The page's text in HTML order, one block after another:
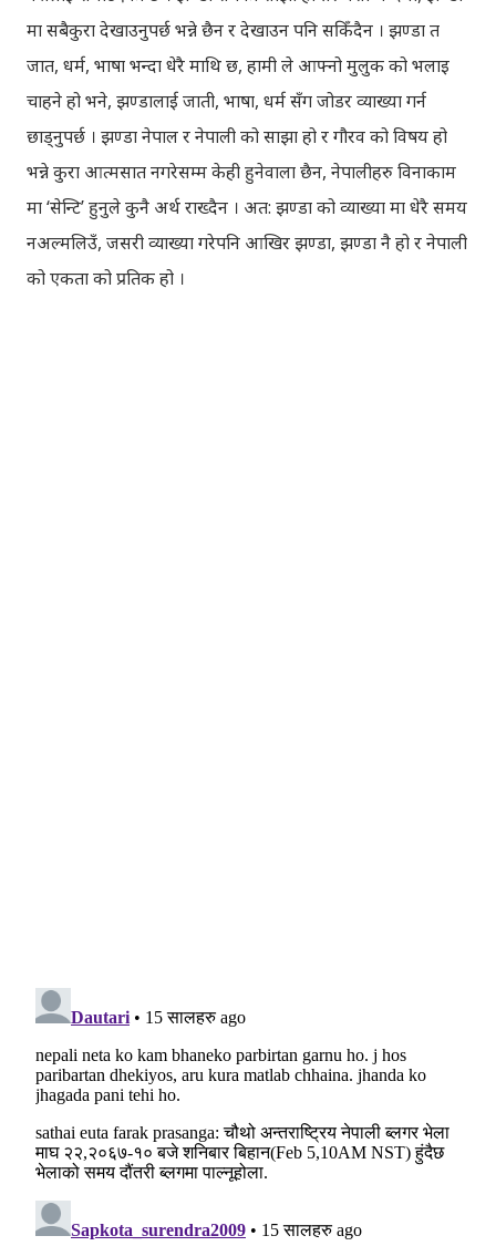
मा सबैकुरा देखाउनुपर्छ भन्ने छैन र देखाउन पनि सकिँदैन । झण्डा त
जात, धर्म, भाषा भन्दा धेरै माथि छ, हामी ले आफ्नो मुलुक को भलाइ
चाहने हो भने, झण्डालाई जाती, भाषा, धर्म सँग जोडर व्याख्या गर्न
छाड्नुपर्छ । झण्डा नेपाल र नेपाली को साझा हो र गौरव को विषय हो
भन्ने कुरा आत्मसात नगरेसम्म केही हुनेवाला छैन, नेपालीहरु विनाकाम
मा ‘सेन्टि’ हुनुले कुनै अर्थ राख्दैन । अत: झण्डा को व्याख्या मा धेरै समय
नअल्मलिउँ, जसरी व्याख्या गरेपनि आखिर झण्डा, झण्डा नै हो र नेपाली
को एकता को प्रतिक हो ।